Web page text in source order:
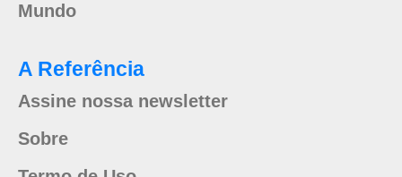
Mundo
A Referência
Assine nossa newsletter
Sobre